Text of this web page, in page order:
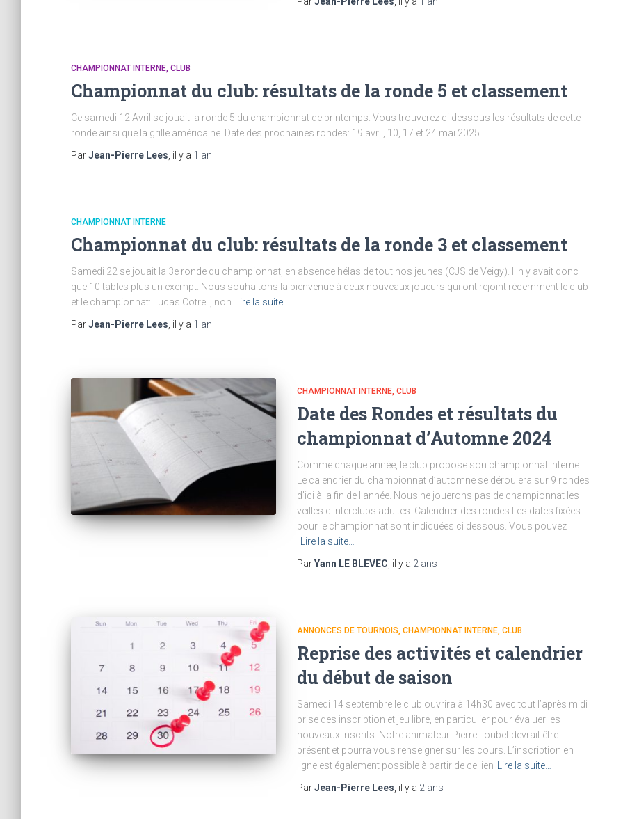
CHAMPIONNAT INTERNE CLUB
Championnat du club: résultats de la ronde 5 et classement
Ce samedi 12 Avril se jouait la ronde 5 du championnat de printemps. Vous trouverez ci dessous les résultats de cette
ronde ainsi que la grille américaine. Date des prochaines rondes: 19 avril, 10, 17 et 24 mai 2025
ParJean-Pierre Lees , il y a 1 an
CHAMPIONNAT INTERNE
Championnat du club: résultats de la ronde 3 et classement
Samedi 22 se jouait la 3e ronde du championnat, en absence hélas de tout nos jeunes (CJS de Veigy). Il n y avait donc
que 10 tables plus un exempt. Nous souhaitons la bienvenue à deux nouveaux joueurs qui ont rejoint récemment le club
et le championnat: Lucas Cotrell, non
Lire la suite…
ParJean-Pierre Lees , il y a 1 an
CHAMPIONNAT INTERNE CLUB
Date des Rondes et résultats du
championnat d’Automne 2024
Comme chaque année, le club propose son championnat interne.
Le calendrier du championnat d’automne se déroulera sur 9 rondes
d’ici à la fin de l’année. Nous ne jouerons pas de championnat les
veilles d interclubs adultes. Calendrier des rondes Les dates fixées
pour le championnat sont indiquées ci dessous. Vous pouvez
Lire la suite…
ParYann LE BLEVEC , il y a 2 ans
ANNONCES DE TOURNOIS CHAMPIONNAT INTERNE CLUB
Reprise des activités et calendrier
du début de saison
Samedi 14 septembre le club ouvrira à 14h30 avec tout l’après midi
prise des inscription et jeu libre, en particulier pour évaluer les
nouveaux inscrits. Notre animateur Pierre Loubet devrait être
présent et pourra vous renseigner sur les cours. L’inscription en
ligne est également possible à partir de ce lien
Lire la suite…
ParJean-Pierre Lees , il y a 2 ans